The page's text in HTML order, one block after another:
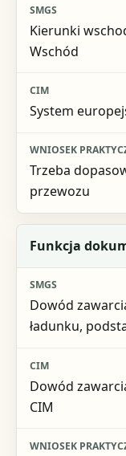
SMGS
CIM
Kierunki
Wschód
System
Trzeba
przewozu
Funkcja
Dowód
ładunku,
Dowód
CIM